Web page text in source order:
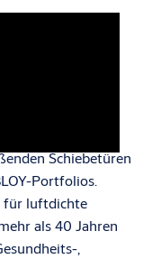
Schiebetüren
Portfolios.
für luftdichte
als 40 Jahren
,